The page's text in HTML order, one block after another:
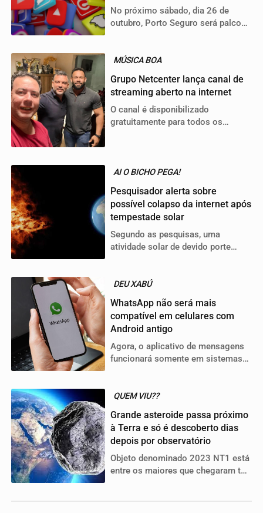
de marketing inovadoras
No próximo sábado, dia 26 de
outubro, Porto Seguro será palco
MÚSICA BOA
Grupo Netcenter lança canal de
streaming aberto na internet
O canal é disponibilizado
gratuitamente para todos os
AI O BICHO PEGA!
Pesquisador alerta sobre
possível colapso da internet após
tempestade solar
Segundo as pesquisas, uma
atividade solar de devido porte
DEU XABÚ
WhatsApp não será mais
compatível em celulares com
Android antigo
Agora, o aplicativo de mensagens
funcionará somente em sistemas
QUEM VIU??
Grande asteroide passa próximo
à Terra e só é descoberto dias
depois por observatório
Objeto denominado 2023 NT1 está
entre os maiores que chegaram tão